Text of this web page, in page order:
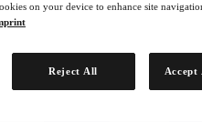
on your device to enhance site
Reject All Accept